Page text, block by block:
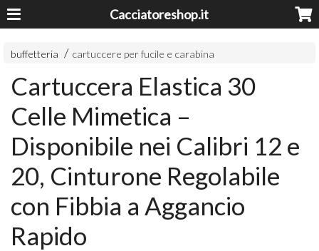
Cacciatoreshop.it
buffetteria cartuccere per fucile e carabina
Cartuccera Elastica 30
Celle Mimetica –
Disponibile nei Calibri 12 e
20, Cinturone Regolabile
con Fibbia a Aggancio
Rapido